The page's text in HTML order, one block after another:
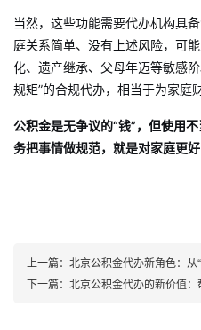
当然，这些功能需要代办机构具
庭关系简单、没有上述风险，可
化、遗产继承、父母年迈等敏感
规矩”的合规代办，相当于为家庭
公积金是无争议的“钱”，但使用
务把事情做规范，就是对家庭更好
上一篇： 北京公积金代办新角色：从
下一篇： 北京公积金代办的新价值：